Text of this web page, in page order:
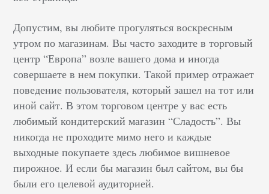
Допустим, вы любите прогуляться воскресным
утром по магазинам. Вы часто заходите в торговый
центр “Европа” возле вашего дома и иногда
совершаете в нем покупки. Такой пример отражает
поведение пользователя, который зашел на тот или
иной сайт. В этом торговом центре у вас есть
любимый кондитерский магазин “Сладость”. Вы
никогда не проходите мимо него и каждые
выходные покупаете здесь любимое вишневое
пирожное. И если бы магазин был сайтом, вы бы
были его целевой аудиторией.